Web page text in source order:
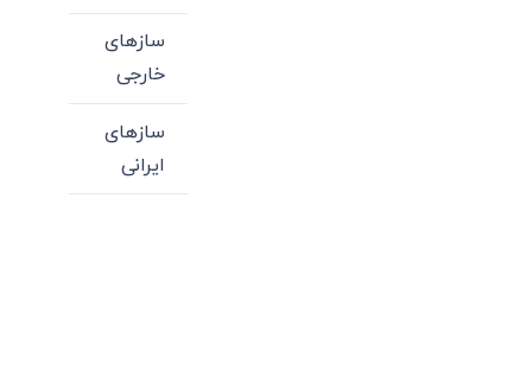
سازهای
خارجی
سازهای
ایرانی